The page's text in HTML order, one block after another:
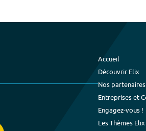
Accueil
Découvrir Elix
Nos partenaires
Entreprises et
Engagez-vous !
Les Thèmes Elix